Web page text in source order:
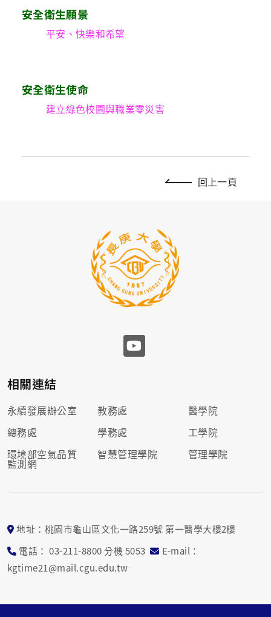
安全衛生願景
平安、快樂和希望
安全衛生使命
建立綠色校園與職業零災害
回上一頁
相關連結
永續發展辦公室
總務處
環境部空氣品質
監測網
教務處
學務處
智慧管理學院
醫學院
工學院
管理學院
地址：桃園市龜山區文化一路259號 第一醫學大樓2樓
電話： 03-211-8800 分機 5053
E-mail：
kgtime21@mail.cgu.edu.tw